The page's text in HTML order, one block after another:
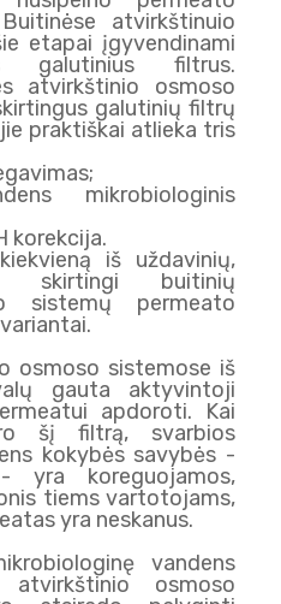
atvirkštinuio
etapai įgyvendinami
galutinius filtrus.
atvirkštinio osmoso
galutinių filtrų
praktiškai atlieka tris
mikrobiologinis
korekcija.
iš uždavinių,
skirtingi buitinių
sistemų permeato
osmoso sistemose iš
gauta aktyvintoji
apdoroti. Kai
šį filtrą, svarbios
kokybės savybės -
koreguojamos,
tiems vartotojams,
yra neskanus.
vandens
osmoso